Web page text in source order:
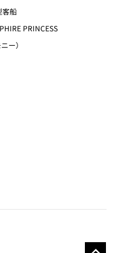
客船
PRINCESS
ー）